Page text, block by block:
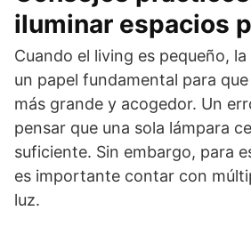
iluminar espacios
Cuando el living es pequeño,
un papel fundamental para
más grande y acogedor. Un
pensar que una sola lámpara
suficiente. Sin embargo, para
es importante contar con
luz.